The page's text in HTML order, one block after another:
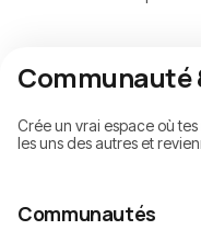
Communauté
Crée un vrai espace où
les uns des autres et
Communautés